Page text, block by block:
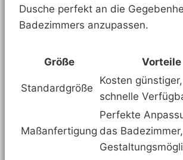
Dusche perfekt an die
Badezimmers anzupassen.
Größe Vorteile
Standardgröße
Kosten günstiger,
schnelle
Maßanfertigung
Perfekte
das